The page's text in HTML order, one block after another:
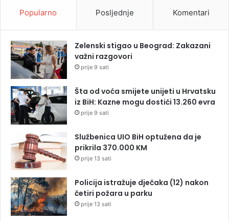
Popularno Posljednje Komentari
Zelenski stigao u Beograd: Zakazani
važni razgovori
prije 9 sati
Šta od voća smijete unijeti u Hrvatsku
iz BiH: Kazne mogu dostići 13.260 evra
prije 9 sati
Službenica UIO BiH optužena da je
prikrila 370.000 KM
prije 13 sati
Policija istražuje dječaka (12) nakon
četiri požara u parku
prije 13 sati